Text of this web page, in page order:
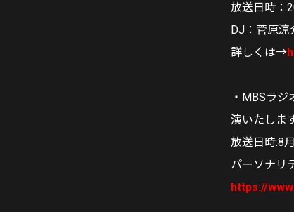
放送日時：
DJ：菅原涼
詳しくは→
・MBSラ
演いたします
放送日時:8
パーソナリ
https://